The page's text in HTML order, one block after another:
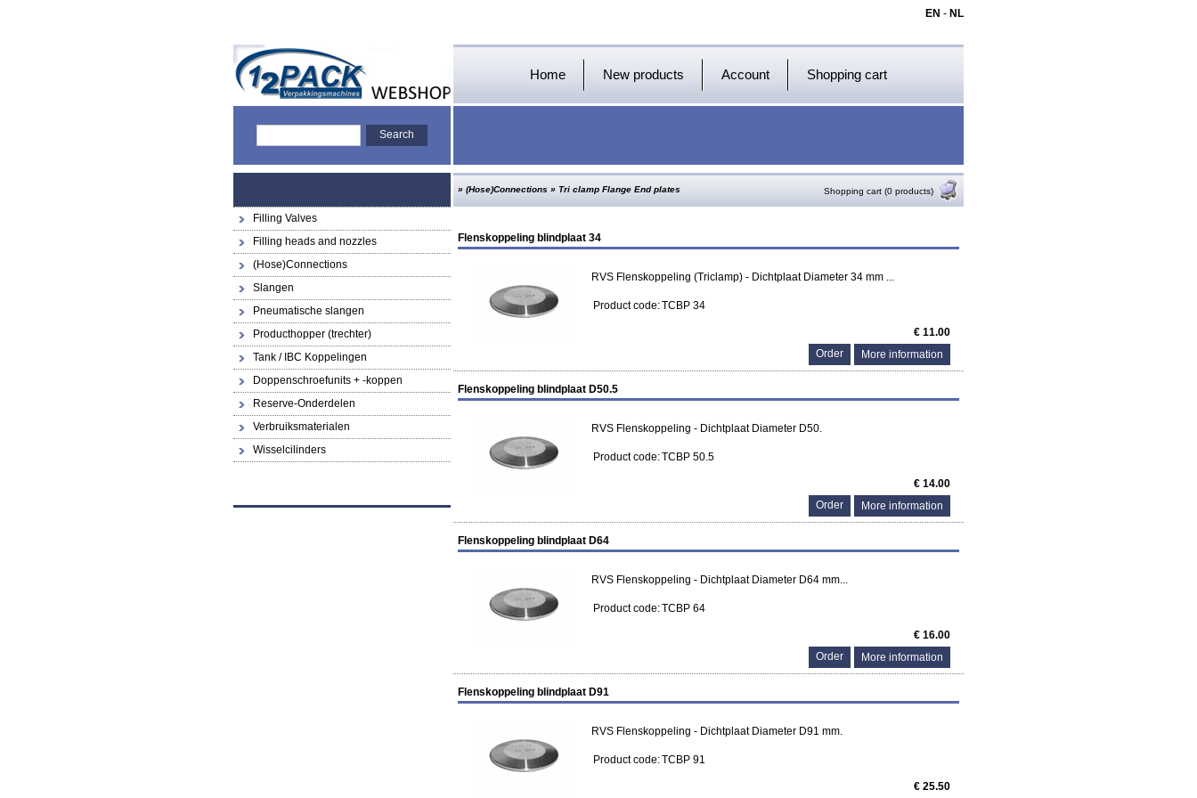
EN - NL
Home New products Account Shopping cart
Filling Valves
Filling heads and nozzles
(Hose)Connections
Slangen
Pneumatische slangen
Producthopper (trechter)
Tank / IBC Koppelingen
Doppenschroefunits + -koppen
Reserve-Onderdelen
Verbruiksmaterialen
Wisselcilinders
» (Hose)Connections » Tri clamp Flange End plates Shopping cart (0 products)
Flenskoppeling blindplaat 34
RVS Flenskoppeling (Triclamp) - Dichtplaat Diameter 34 mm ...
Product code:TCBP 34
€ 11.00
More information
Flenskoppeling blindplaat D50.5
RVS Flenskoppeling - Dichtplaat Diameter D50.
Product code:TCBP 50.5
€ 14.00
More information
Flenskoppeling blindplaat D64
RVS Flenskoppeling - Dichtplaat Diameter D64 mm...
Product code:TCBP 64
€ 16.00
More information
Flenskoppeling blindplaat D91
RVS Flenskoppeling - Dichtplaat Diameter D91 mm.
Product code:TCBP 91
€ 25.50